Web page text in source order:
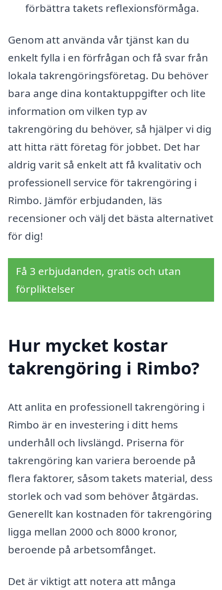
förbättra takets reflexionsförmåga.
Genom att använda vår tjänst kan du
enkelt fylla i en förfrågan och få svar från
lokala takrengöringsföretag. Du behöver
bara ange dina kontaktuppgifter och lite
information om vilken typ av
takrengöring du behöver, så hjälper vi dig
att hitta rätt företag för jobbet. Det har
aldrig varit så enkelt att få kvalitativ och
professionell service för takrengöring i
Rimbo. Jämför erbjudanden, läs
recensioner och välj det bästa alternativet
för dig!
Få 3 erbjudanden, gratis och utan
förpliktelser
Hur mycket kostar
takrengöring i Rimbo?
Att anlita en professionell takrengöring i
Rimbo är en investering i ditt hems
underhåll och livslängd. Priserna för
takrengöring kan variera beroende på
flera faktorer, såsom takets material, dess
storlek och vad som behöver åtgärdas.
Generellt kan kostnaden för takrengöring
ligga mellan 2000 och 8000 kronor,
beroende på arbetsomfånget.
Det är viktigt att notera att många